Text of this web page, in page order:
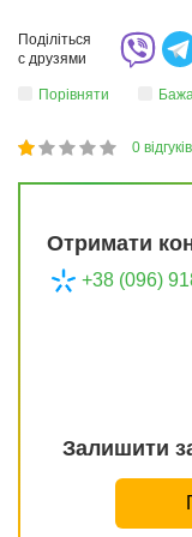
Поділіться
с друзями
Порівняти
20
1
2
3
4
5 0 відгуків
Отримати
+38 (096)
Залишити